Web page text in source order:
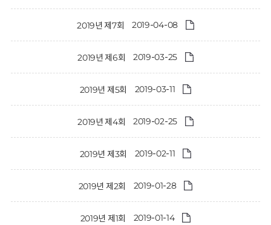
2019년 제7회 2019-04-08
2019년 제6회 2019-03-25
2019년 제5회 2019-03-11
2019년 제4회 2019-02-25
2019년 제3회 2019-02-11
2019년 제2회 2019-01-28
2019년 제1회 2019-01-14